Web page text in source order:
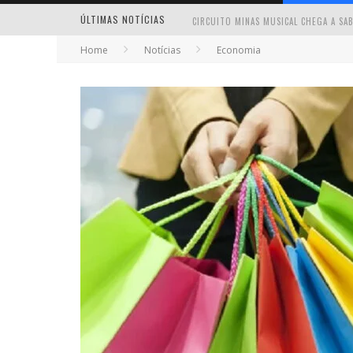
ÚLTIMAS NOTÍCIAS
MILTON GUEDES TRAZ TURNÊ
Home Notícias Economia